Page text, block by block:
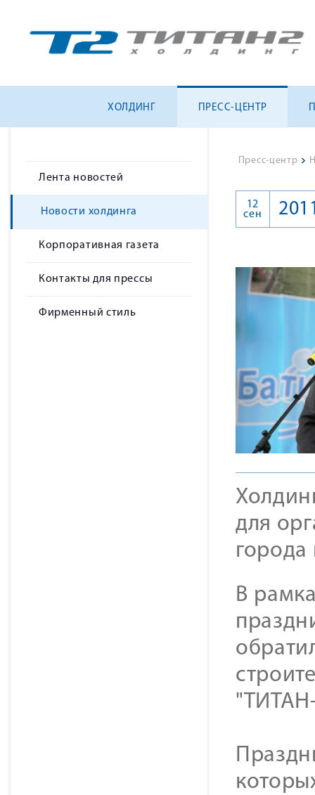
ХОЛДИНГ ПРЕСС-ЦЕНТР
Лента новостей
Новости холдинга
Корпоративная газета
Контакты для прессы
Фирменный стиль
Пресс-центр >
12
сен
для
города
В